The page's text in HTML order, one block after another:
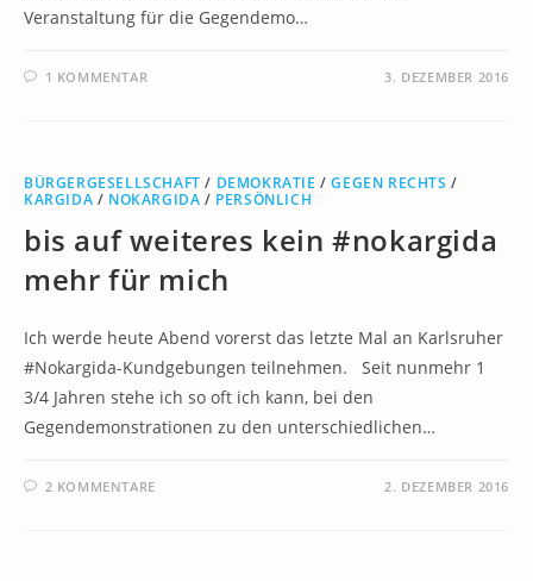
Veranstaltung für die Gegendemo…
1 KOMMENTAR 3. DEZEMBER 2016
BÜRGERGESELLSCHAFT / DEMOKRATIE /GEGEN RECHTS /
KARGIDA / NOKARGIDA / PERSÖNLICH
bis auf weiteres kein #nokargida
mehr für mich
Ich werde heute Abend vorerst das letzte Mal an Karlsruher
#Nokargida-Kundgebungen teilnehmen. Seit nunmehr 1
3/4 Jahren stehe ich so oft ich kann, bei den
Gegendemonstrationen zu den unterschiedlichen…
2 KOMMENTARE 2. DEZEMBER 2016